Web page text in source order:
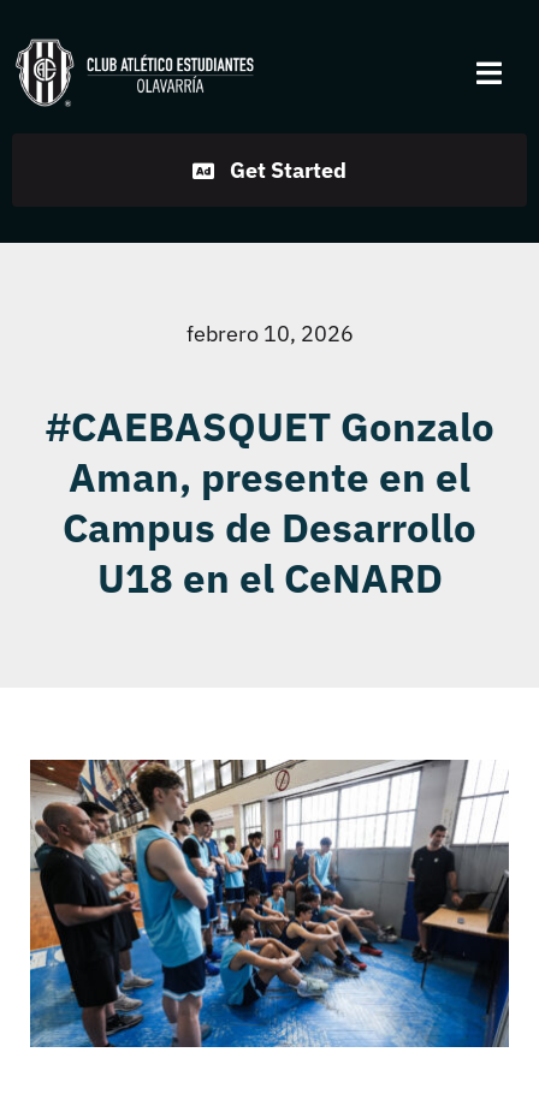
to
content
Disciplinas
Contacto
Get Started
febrero 10, 2026
#CAEBASQUET Gonzalo
Aman, presente en el
Campus de Desarrollo
U18 en el CeNARD